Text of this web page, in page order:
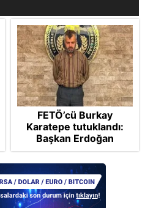
FETÖ’cü Burkay
Karatepe tutuklandı:
Başkan Erdoğan
şikayetçi oldu! 5 suçtan
dava talebi